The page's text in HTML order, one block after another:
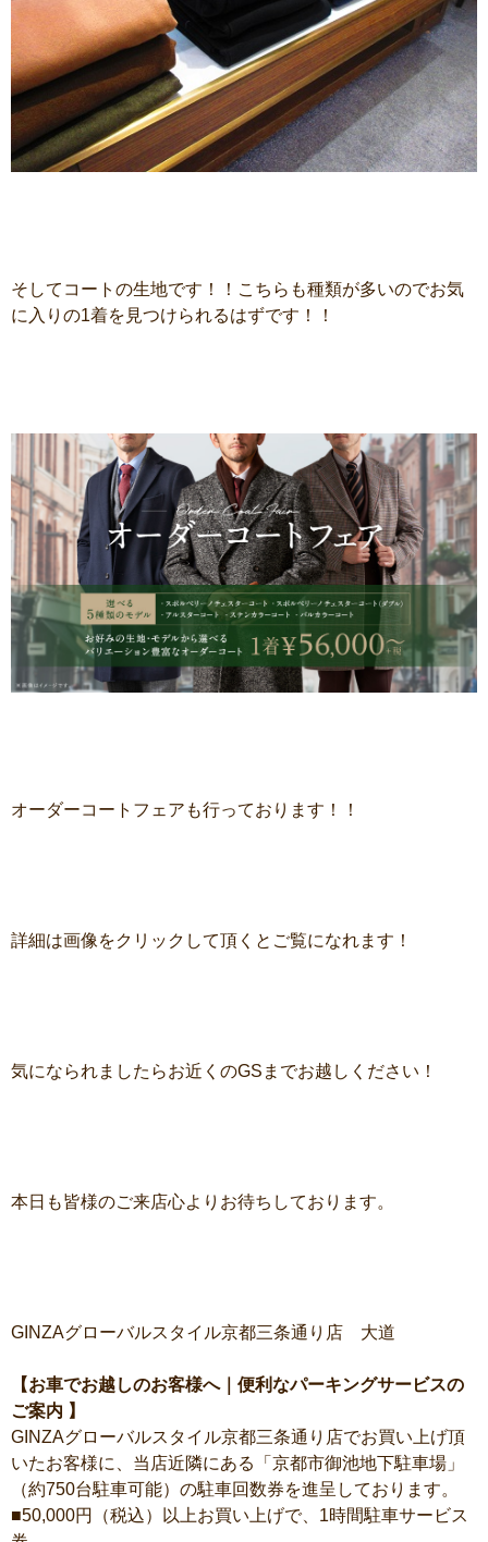
そしてコートの生地です！！こちらも種類が多いのでお気
に入りの1着を見つけられるはずです！！
オーダーコートフェアも行っております！！
詳細は画像をクリックして頂くとご覧になれます！
気になられましたらお近くのGSまでお越しください！
本日も皆様のご来店心よりお待ちしております。
GINZAグローバルスタイル京都三条通り店 大道
【お車でお越しのお客様へ｜便利なパーキングサービスの
ご案内 】
GINZAグローバルスタイル京都三条通り店でお買い上げ頂
いたお客様に、当店近隣にある「京都市御池地下駐車場」
（約750台駐車可能）の駐車回数券を進呈しております。
■50,000円（税込）以上お買い上げで、1時間駐車サービス